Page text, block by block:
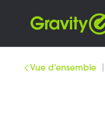
Vue d’ensemble